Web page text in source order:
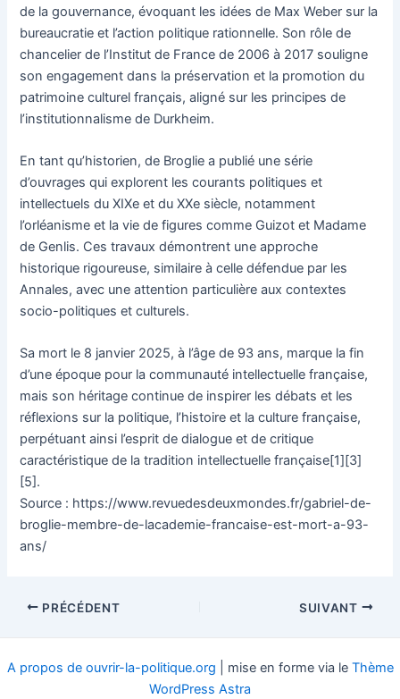
de la gouvernance, évoquant les idées de Max Weber sur la
bureaucratie et l’action politique rationnelle. Son rôle de
chancelier de l’Institut de France de 2006 à 2017 souligne
son engagement dans la préservation et la promotion du
patrimoine culturel français, aligné sur les principes de
l’institutionnalisme de Durkheim.
En tant qu’historien, de Broglie a publié une série
d’ouvrages qui explorent les courants politiques et
intellectuels du XIXe et du XXe siècle, notamment
l’orléanisme et la vie de figures comme Guizot et Madame
de Genlis. Ces travaux démontrent une approche
historique rigoureuse, similaire à celle défendue par les
Annales, avec une attention particulière aux contextes
socio-politiques et culturels.
Sa mort le 8 janvier 2025, à l’âge de 93 ans, marque la fin
d’une époque pour la communauté intellectuelle française,
mais son héritage continue de inspirer les débats et les
réflexions sur la politique, l’histoire et la culture française,
perpétuant ainsi l’esprit de dialogue et de critique
caractéristique de la tradition intellectuelle française[1][3]
[5].
Source : https://www.revuedesdeuxmondes.fr/gabriel-de-
broglie-membre-de-lacademie-francaise-est-mort-a-93-
ans/
NavigationPRÉCÉDENT SUIVANT
A propos de ouvrir-la-politique.org | mise en forme via le Thème
WordPress Astra